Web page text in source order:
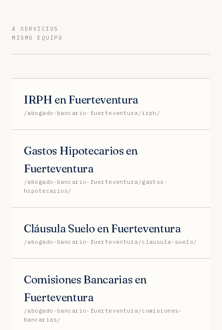
4 SERVICIOS
MISMO EQUIPO
IRPH en Fuerteventura
/abogado-bancario-fuerteventura/irph/
Gastos Hipotecarios en
Fuerteventura
/abogado-bancario-fuerteventura/gastos-
hipotecarios/
Cláusula Suelo en Fuerteventura
/abogado-bancario-fuerteventura/clausula-suelo/
Comisiones Bancarias en
Fuerteventura
/abogado-bancario-fuerteventura/comisiones-
bancarias/